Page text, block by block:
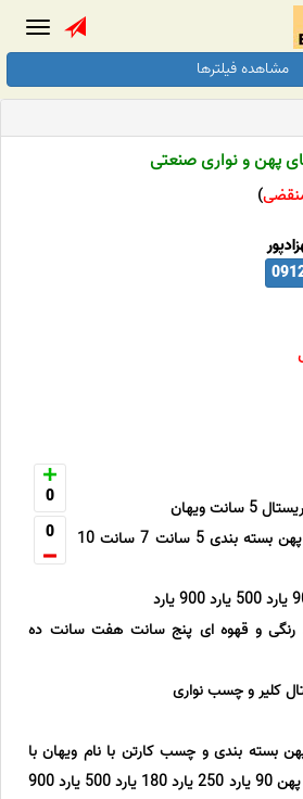
مشاهده فیلترها
پهن و نواری صنعتی
)
0
0
ویهان
• تولید کننده چسب های پهن بسته بندی 5 سانت 7 سانت 10
رنگی و قهوه ای پنج سانت هفت سانت ده
کلیر و چسب نواری
بسته بندی و چسب کارتن با نام ویهان با
امکان تولیدات چسب های پهن 90 یارد 250 یارد 180 یارد 500 یارد 900